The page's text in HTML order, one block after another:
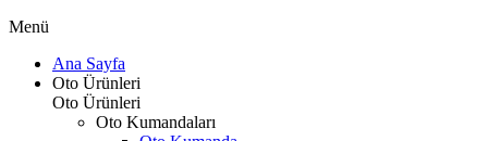
Menü
Ana Sayfa
Oto Ürünleri
Oto Ürünleri
Oto Kumandaları